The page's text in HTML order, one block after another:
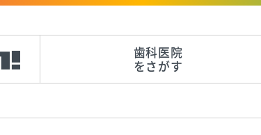
歯科医院
をさがす